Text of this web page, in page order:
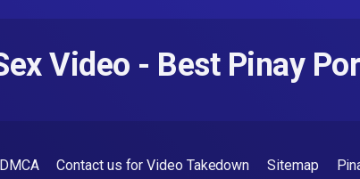
Video - Best Pinay
DMCA Contact us for Video Takedown Sitemap